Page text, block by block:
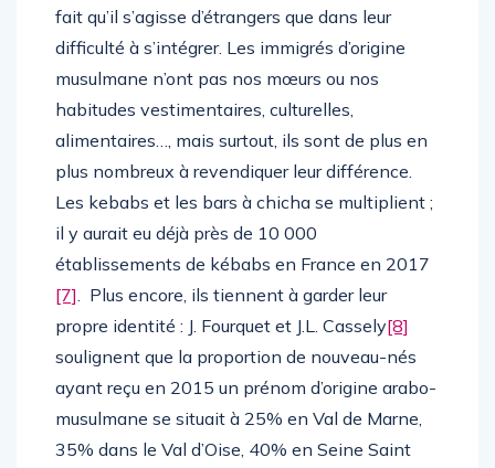
fait qu’il s’agisse d’étrangers que dans leur
difficulté à s’intégrer. Les immigrés d’origine
musulmane n’ont pas nos mœurs ou nos
habitudes vestimentaires, culturelles,
alimentaires…, mais surtout, ils sont de plus en
plus nombreux à revendiquer leur différence.
Les kebabs et les bars à chicha se multiplient ;
il y aurait eu déjà près de 10 000
établissements de kébabs en France en 2017
[7]. Plus encore, ils tiennent à garder leur
propre identité : J. Fourquet et J.L. Cassely[8]
soulignent que la proportion de nouveau-nés
ayant reçu en 2015 un prénom d’origine arabo-
musulmane se situait à 25% en Val de Marne,
35% dans le Val d’Oise, 40% en Seine Saint